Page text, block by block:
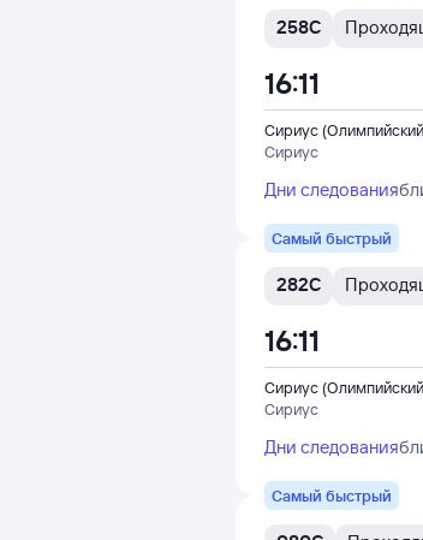
258С
Сириус
Сириус
16:11
Дни следования
Самый быстрый
282С
Сириус
Сириус
16:11
Дни следования
Самый быстрый